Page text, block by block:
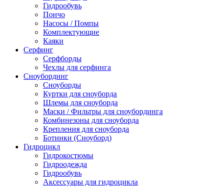
Гидрообувь
Пончо
Насосы / Помпы
Комплектующие
Каяки
Серфинг
Серфборды
Чехлы для серфинга
Сноубординг
Сноуборды
Куртки для сноуборда
Шлемы для сноуборда
Маски / Фильтры для сноубординга
Комбинезоны для сноуборда
Крепления для сноуборда
Ботинки (Сноуборд)
Гидроцикл
Гидрокостюмы
Гидроодежда
Гидрообувь
Аксессуары для гидроцикла